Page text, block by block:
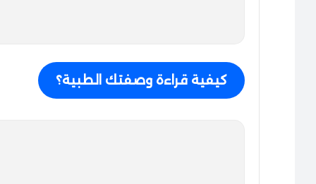
كيفية قراءة وصفتك الطبية؟